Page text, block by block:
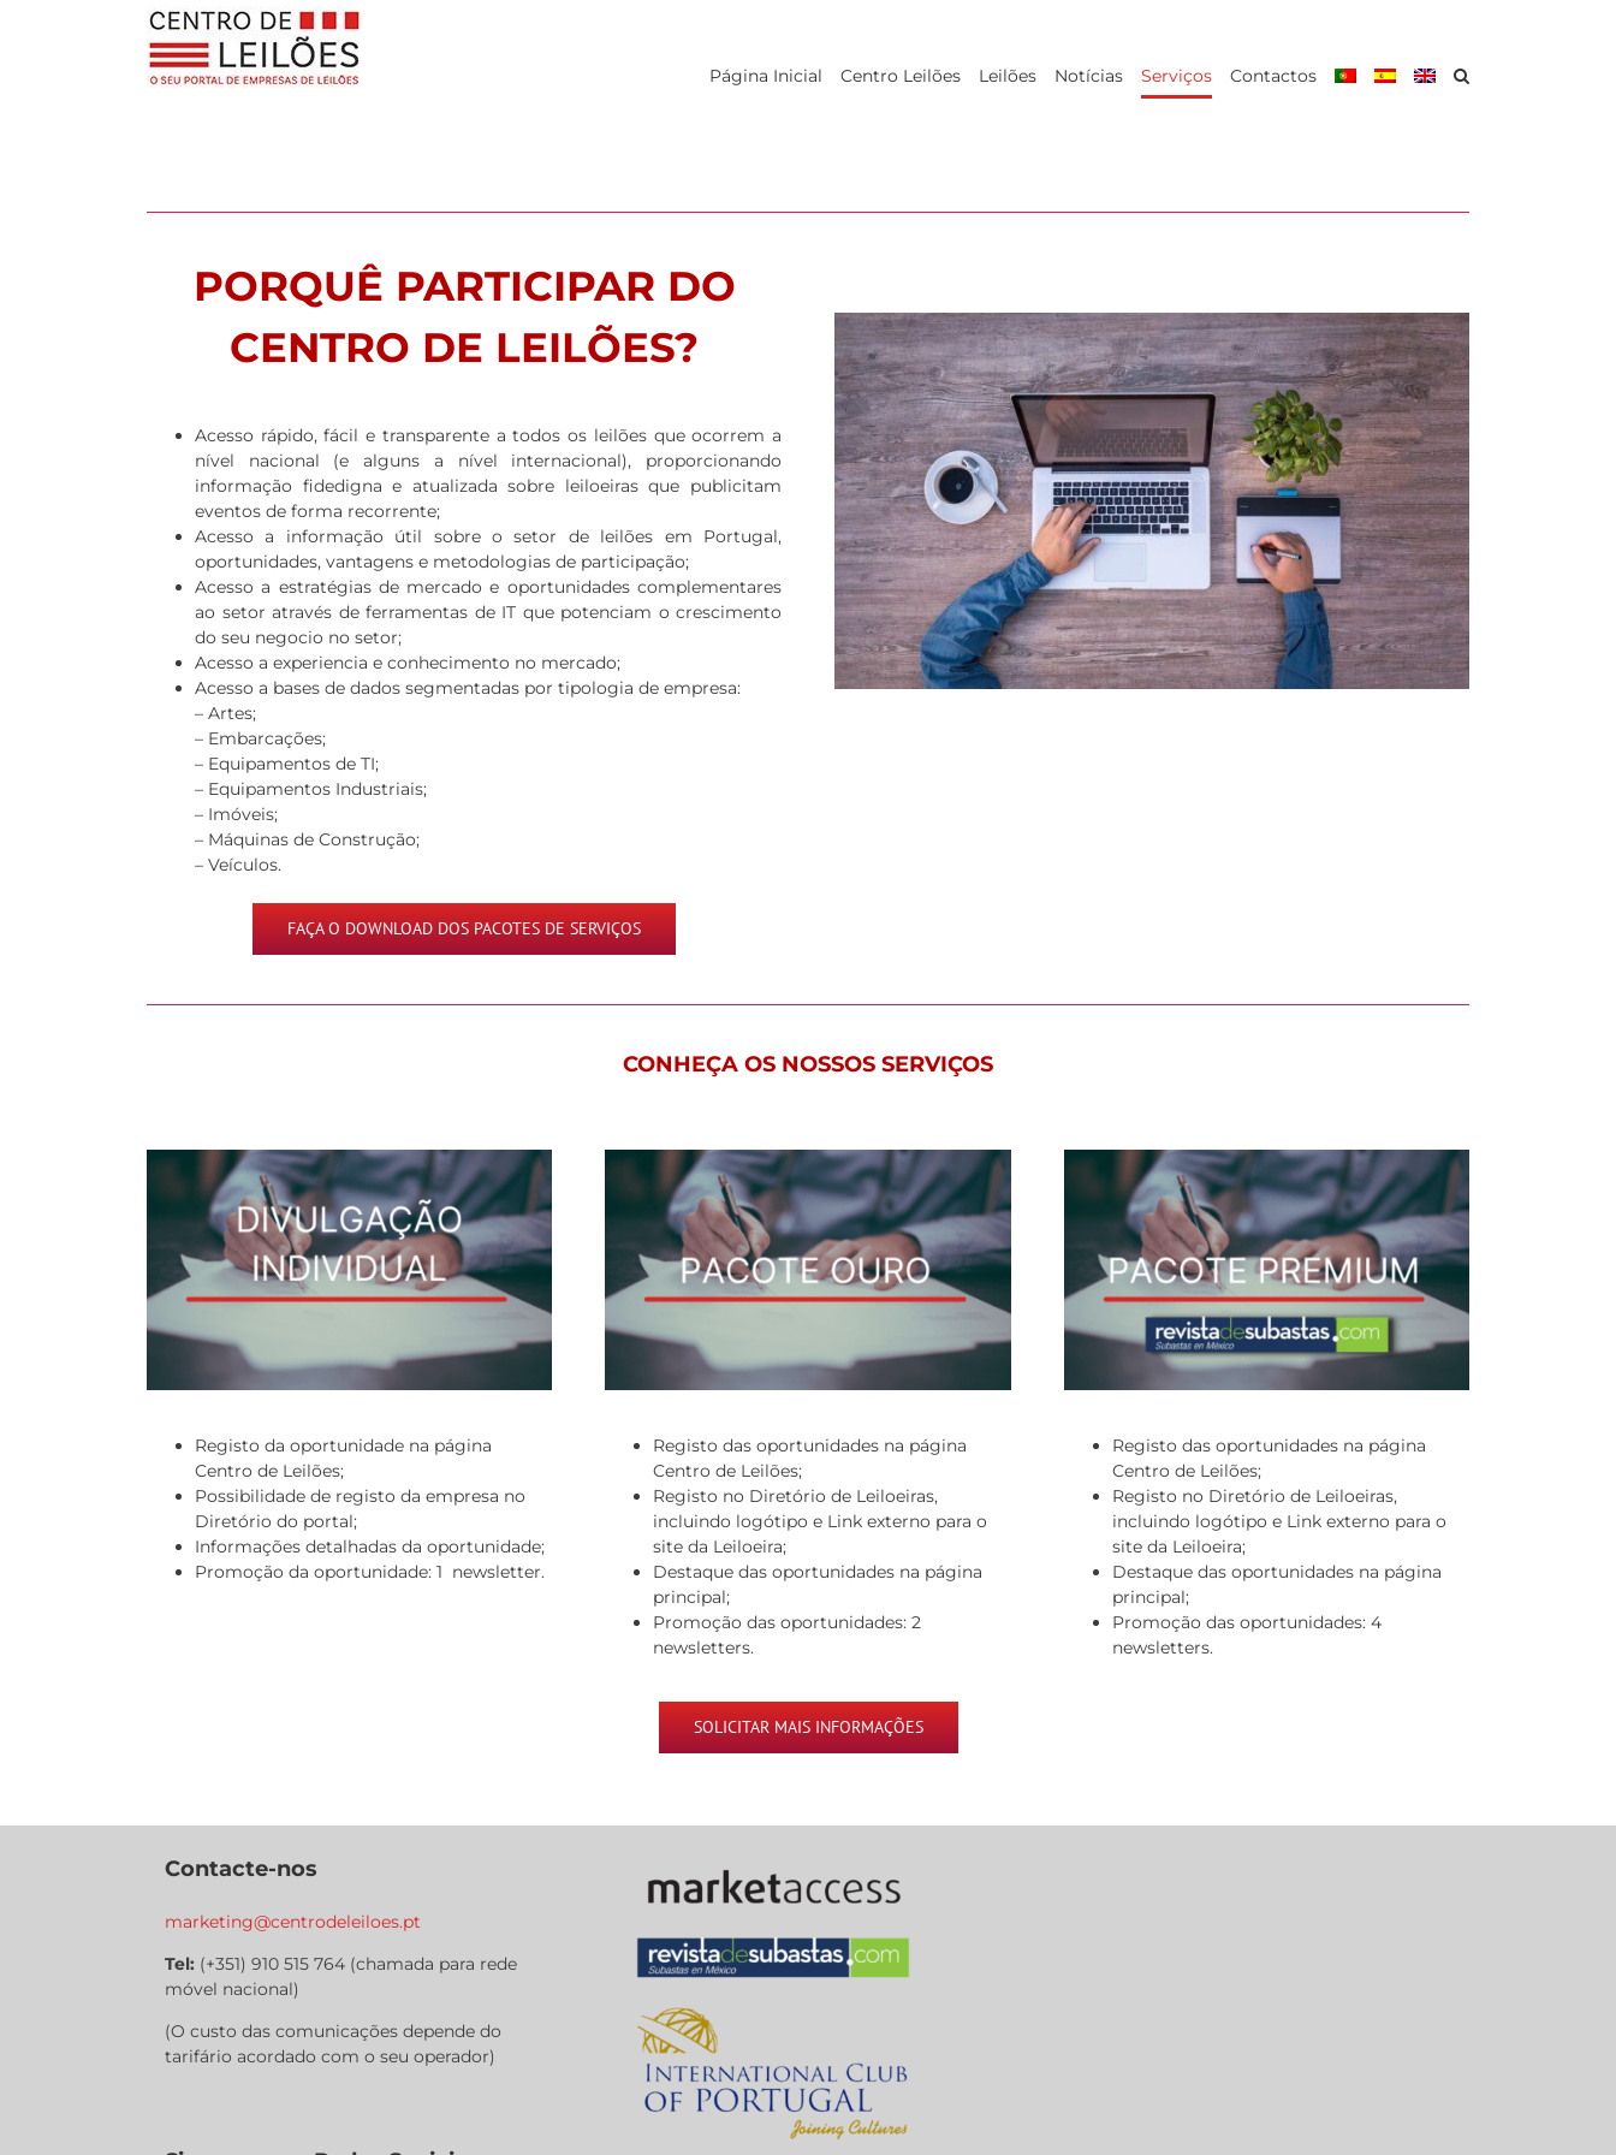
Página Inicial Centro Leilões Leilões Notícias Serviços Contactos
PORQUÊ PARTICIPAR DO
CENTRO DE LEILÕES?
Acesso rápido, fácil e transparente a todos os leilões que ocorrem a
nível nacional (e alguns a nível internacional), proporcionando
informação fidedigna e atualizada sobre leiloeiras que publicitam
eventos de forma recorrente;
Acesso a informação útil sobre o setor de leilões em Portugal,
oportunidades, vantagens e metodologias de participação;
Acesso a estratégias de mercado e oportunidades complementares
ao setor através de ferramentas de IT que potenciam o crescimento
do seu negocio no setor;
Acesso a experiencia e conhecimento no mercado;
Acesso a bases de dados segmentadas por tipologia de empresa:
– Artes;
– Embarcações;
– Equipamentos de TI;
– Equipamentos Industriais;
– Imóveis;
– Máquinas de Construção;
– Veículos.
FAÇA O DOWNLOAD DOS PACOTES DE SERVIÇOS
CONHEÇA OS NOSSOS SERVIÇOS
Registo da oportunidade na página
Centro de Leilões;
Possibilidade de registo da empresa no
Diretório do portal;
Informações detalhadas da oportunidade;
Promoção da oportunidade: 1 newsletter.
Registo das oportunidades na página
Centro de Leilões;
Registo no Diretório de Leiloeiras,
incluindo logótipo e Link externo para o
site da Leiloeira;
Destaque das oportunidades na página
principal;
Promoção das oportunidades: 2
newsletters.
Registo das oportunidades na página
Centro de Leilões;
Registo no Diretório de Leiloeiras,
incluindo logótipo e Link externo para o
site da Leiloeira;
Destaque das oportunidades na página
principal;
Promoção das oportunidades: 4
newsletters.
SOLICITAR MAIS INFORMAÇÕES
Contacte-nos
marketing@centrodeleiloes.pt
Tel: (+351) 910 515 764 (chamada para rede
móvel nacional)
(O custo das comunicações depende do
tarifário acordado com o seu operador)